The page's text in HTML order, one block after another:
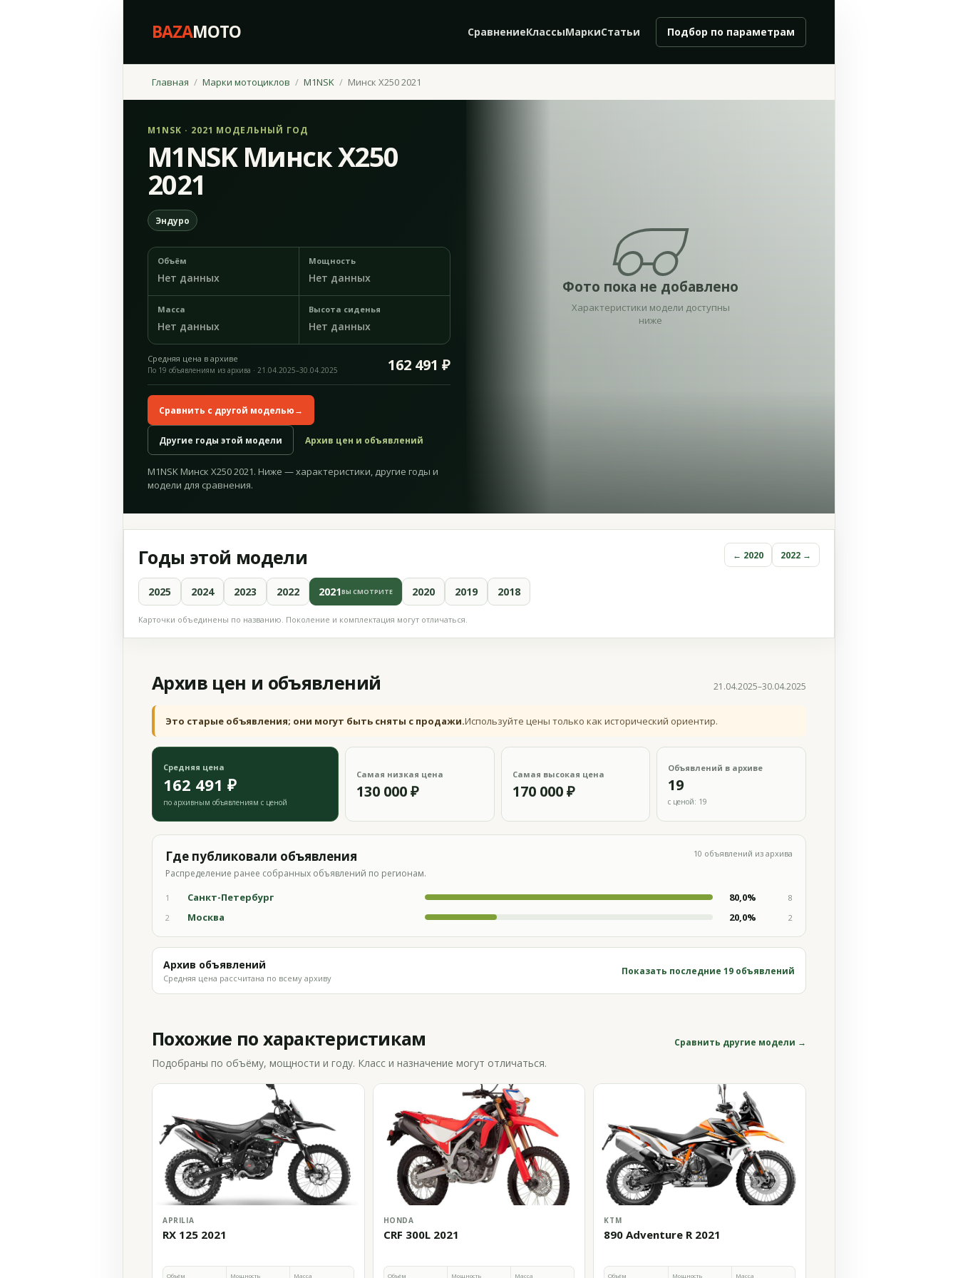
BAZAMOTO СравнениеКлассыМаркиСтатьи Подбор по параметрам
Главная Марки мотоциклов M1NSK Минск X250 2021
M1NSK · 2021 МОДЕЛЬНЫЙ ГОД
M1NSK Минск X250
2021
Эндуро
Фото пока не добавлено
Характеристики модели доступны
ниже
Объём
Нет данных
Мощность
Нет данных
Масса
Нет данных
Высота сиденья
Нет данных
Средняя цена в архиве 162 491 ₽
По 19 объявлениям из архива · 21.04.2025–30.04.2025
Сравнить с другой моделью→
Другие годы этой модели Архив цен и объявлений
M1NSK Минск X250 2021. Ниже — характеристики, другие годы и
модели для сравнения.
Годы этой модели ← 2020 2022 →
2025 2024 2023 2022 2021ВЫ СМОТРИТЕ 2020 2019 2018
Карточки объединены по названию. Поколение и комплектация могут отличаться.
Архив цен и объявлений 21.04.2025–30.04.2025
Это старые объявления; они могут быть сняты с продажи.Используйте цены только как исторический ориентир.
Средняя цена
162 491 ₽
по архивным объявлениям с ценой
Самая низкая цена
130 000 ₽
Самая высокая цена
170 000 ₽
Объявлений в архиве
19
с ценой: 19
Где публиковали объявления
Распределение ранее собранных объявлений по регионам.
10 объявлений из архива
1 Санкт-Петербург 80,0%
8
2
Москва 20,0% 2
Архив объявлений
Средняя цена рассчитана по всему архиву
Показать последние 19 объявлений
Похожие по характеристикам Сравнить другие модели →
Подобраны по объёму, мощности и году. Класс и назначение могут отличаться.
APRILIA
RX 125 2021
Объём Мощность Масса
HONDA
CRF 300L 2021
Объём Мощность Масса
KTM
890 Adventure R 2021
Объём Мощность Масса